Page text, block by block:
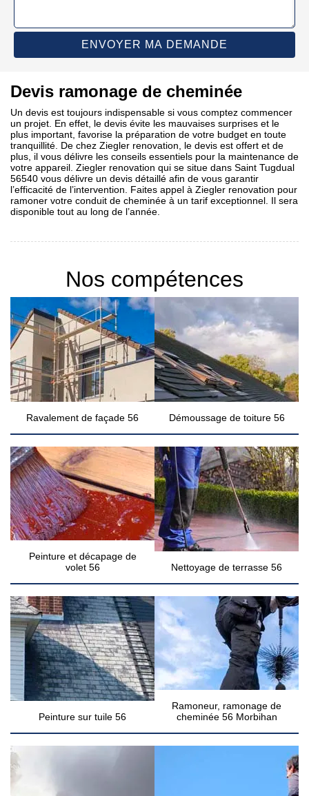
Devis ramonage de cheminée
Un devis est toujours indispensable si vous comptez commencer
un projet. En effet, le devis évite les mauvaises surprises et le
plus important, favorise la préparation de votre budget en toute
tranquillité. De chez Ziegler renovation, le devis est offert et de
plus, il vous délivre les conseils essentiels pour la maintenance de
votre appareil. Ziegler renovation qui se situe dans Saint Tugdual
56540 vous délivre un devis détaillé afin de vous garantir
l’efficacité de l’intervention. Faites appel à Ziegler renovation pour
ramoner votre conduit de cheminée à un tarif exceptionnel. Il sera
disponible tout au long de l’année.
Nos compétences
Ravalement de façade 56 Démoussage de toiture 56
Peinture et décapage de
volet 56
Nettoyage de terrasse 56
Peinture sur tuile 56
Ramoneur, ramonage de
cheminée 56 Morbihan